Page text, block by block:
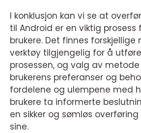
I konklusjon kan vi se at
til Android er en viktig prosess
brukere. Det finnes
verktøy tilgjengelig for å
prosessen, og valg av
brukerens preferanser og
fordelene og ulempene med
brukere ta informerte
en sikker og sømløs
sine.